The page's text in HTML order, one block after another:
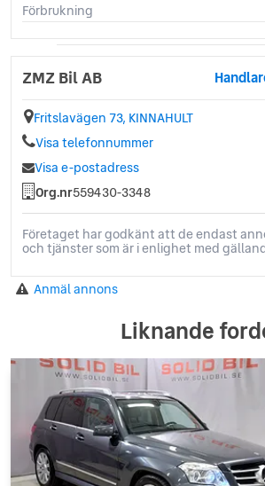
Förbrukning
ZMZ Bil AB
Fritslavägen 73, KINNAHULT
Visa telefonnummer
Visa e-postadress
Org.nr559430-3348
Företaget har godkänt att de endast
och tjänster som är i enlighet med
Anmäl annons
Liknande